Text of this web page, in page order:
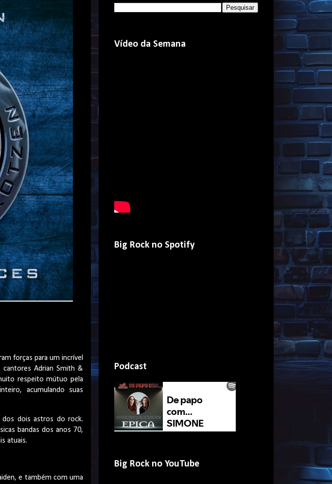
forças para um incrível
Adrian Smith &
respeito mútuo pela
acumulando suas
dos dois astros do rock.
bandas dos anos 70,
atuais.
e também com uma
Vídeo da Semana
Big Rock no Spotify
Podcast
Big Rock no YouTube